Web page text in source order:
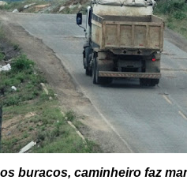
buracos, caminheiro faz